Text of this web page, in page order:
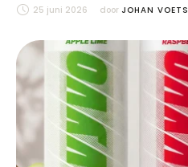
25 juni 2026 door JOHAN VOETS